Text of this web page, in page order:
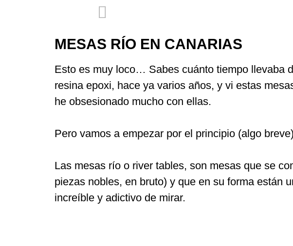
MESAS RÍO EN CANARIAS
Esto es muy loco… Sabes cuánto tiempo llevaba
resina epoxi, hace ya varios años, y vi estas
he obsesionado mucho con ellas.
Pero vamos a empezar por el principio (algo
Las mesas río o river tables, son mesas que se
piezas nobles, en bruto) y que en su forma están
increíble y adictivo de mirar.